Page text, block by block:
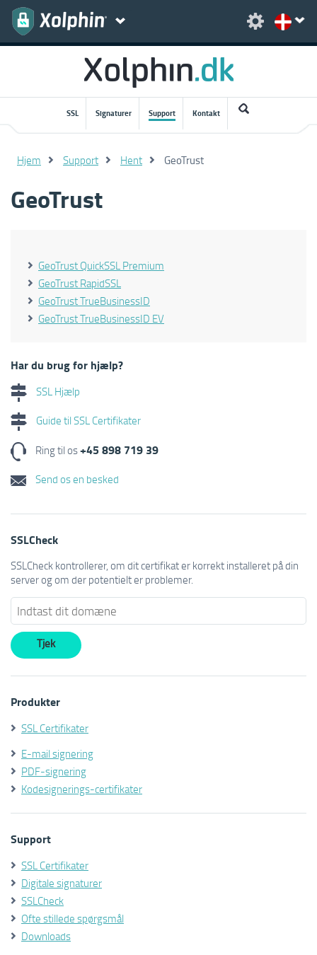
SSL Signaturer Support Kontakt
Hjem Support Hent GeoTrust
GeoTrust
GeoTrust QuickSSL Premium
GeoTrust RapidSSL
GeoTrust TrueBusinessID
GeoTrust TrueBusinessID EV
Har du brug for hjælp?
SSL Hjælp
Guide til SSL Certifikater
Ring til os+45 898 719 39
Send os en besked
SSLCheck
SSLCheck kontrollerer, om dit certifikat er korrekt installeret på din
server og om der potentielt er problemer.
Produkter
SSL Certifikater
E-mail signering
PDF-signering
Kodesignerings-certifikater
Support
SSL Certifikater
Digitale signaturer
SSLCheck
Ofte stillede spørgsmål
Downloads